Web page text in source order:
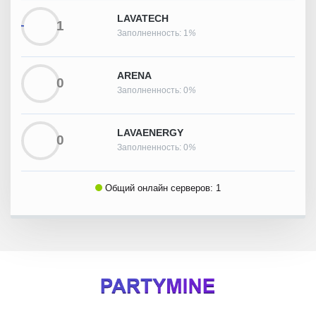
1 LAVATECH
Заполненность: 1 %
0 ARENA
Заполненность: 0%
0 LAVAENERGY
Заполненность: 0%
Общий онлайн серверов: 1